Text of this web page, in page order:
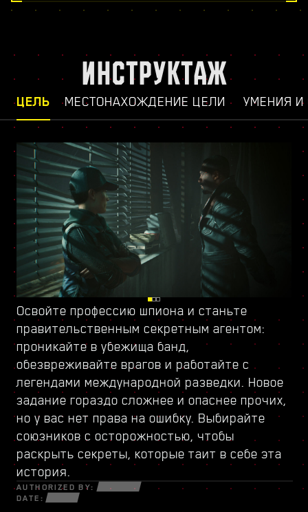
ИНСТРУКТАЖ
ЦЕЛЬ МЕСТОНАХОЖДЕНИЕ ЦЕЛИ УМЕНИЯ
Освойте профессию шпиона и станьте
правительственным секретным агентом:
проникайте в убежища банд,
обезвреживайте врагов и работайте с
легендами международной разведки. Новое
задание гораздо сложнее и опаснее прочих,
но у вас нет права на ошибку. Выбирайте
союзников с осторожностью, чтобы
раскрыть секреты, которые таит в себе эта
история.
AUTHORIZED BY:
DATE:
Проникните в полный опасностей Пёсий
город, обособленную часть Найт-Сити,
которой управляет
вооружённая группировка во главе с бывшим
военным. Среди полуразрушенных зданий
таится много тайн и возможностей, которые
открываются лишь тем, кто готов идти до
конца. Здесь вас ждут заказы и задания, в
которых придётся поставить на карту всё.
Откройтеновое дерево навыкови найдите
всё, что нужно, чтобы играть в своём стиле.
Новое оружие и импланты помогут вам
выжить среди отчаянных мошенников,
скрытных нетраннеров и безжалостных
наёмников, которые готовы на всё ради
денег и славы.